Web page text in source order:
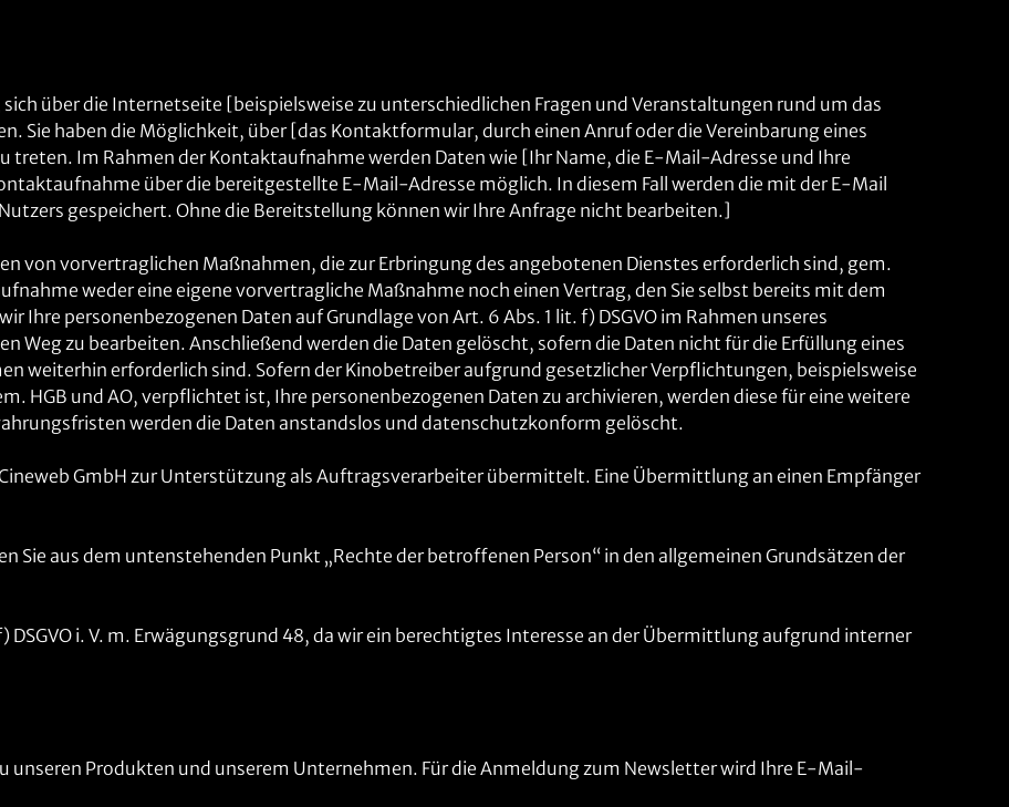
über die Internetseite [beispielsweise zu unterschiedlichen Fragen und Veranstaltungen rund um das
Sie haben die Möglichkeit, über [das Kontaktformular, durch einen Anruf oder die Vereinbarung eines
treten. Im Rahmen der Kontaktaufnahme werden Daten wie [Ihr Name, die E-Mail-Adresse und Ihre
über die bereitgestellte E-Mail-Adresse möglich. In diesem Fall werden die mit der E-Mail
gespeichert. Ohne die Bereitstellung können wir Ihre Anfrage nicht bearbeiten.]
von vorvertraglichen Maßnahmen, die zur Erbringung des angebotenen Dienstes erforderlich sind, gem.
weder eine eigene vorvertragliche Maßnahme noch einen Vertrag, den Sie selbst bereits mit dem
Ihre personenbezogenen Daten auf Grundlage von Art. 6 Abs. 1 lit. f) DSGVO im Rahmen unseres
Weg zu bearbeiten. Anschließend werden die Daten gelöscht, sofern die Daten nicht für die Erfüllung eines
weiterhin erforderlich sind. Sofern der Kinobetreiber aufgrund gesetzlicher Verpflichtungen, beispielsweise
HGB und AO, verpflichtet ist, Ihre personenbezogenen Daten zu archivieren, werden diese für eine weitere
werden die Daten anstandslos und datenschutzkonform gelöscht.
GmbH zur Unterstützung als Auftragsverarbeiter übermittelt. Eine Übermittlung an einen Empfänger
Sie aus dem untenstehenden Punkt „Rechte der betroffenen Person“ in den allgemeinen Grundsätzen der
DSGVO i. V. m. Erwägungsgrund 48, da wir ein berechtigtes Interesse an der Übermittlung aufgrund interner
Produkten und unserem Unternehmen. Für die Anmeldung zum Newsletter wird Ihre E-Mail-